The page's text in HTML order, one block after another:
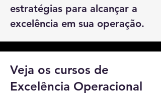
estratégias para alcançar a
excelência em sua operação.
Veja os cursos de
Excelência Operacional